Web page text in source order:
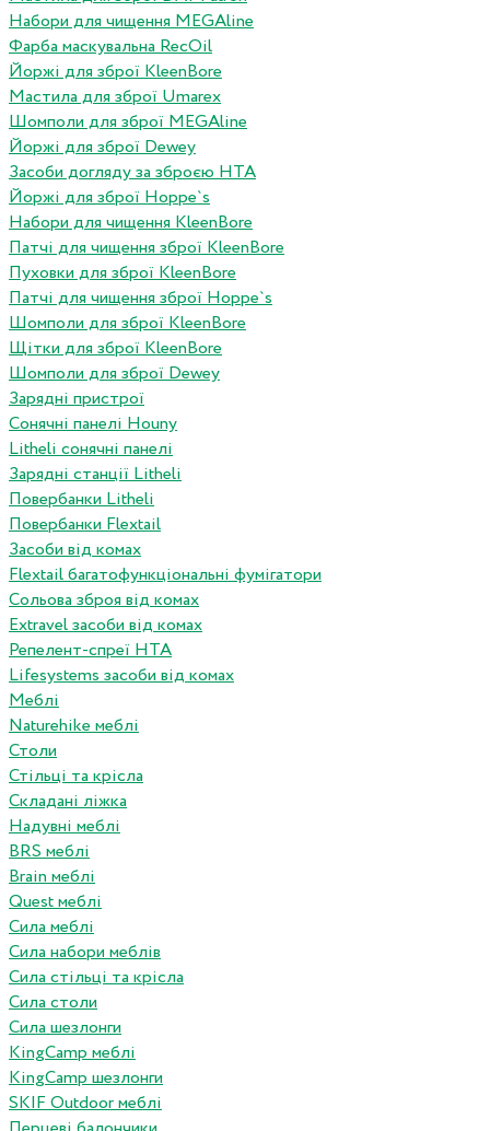
Набори для чищення MEGAline
Фарба маскувальна RecOil
Йоржі для зброї KleenBore
Мастила для зброї Umarex
Шомполи для зброї MEGAline
Йоржі для зброї Dewey
Засоби догляду за зброєю HTA
Йоржі для зброї Hoppe`s
Набори для чищення KleenBore
Патчі для чищення зброї KleenBore
Пуховки для зброї KleenBore
Патчі для чищення зброї Hoppe`s
Шомполи для зброї KleenBore
Щітки для зброї KleenBore
Шомполи для зброї Dewey
Зарядні пристрої
Сонячні панелі Houny
Litheli сонячні панелі
Зарядні станції Litheli
Повербанки Litheli
Повербанки Flextail
Засоби від комах
Flextail багатофункціональні фумігатори
Сольова зброя від комах
Extravel засоби від комах
Репелент-спреї HTA
Lifesystems засоби від комах
Меблі
Naturehike меблі
Столи
Стільці та крісла
Складані ліжка
Надувні меблі
BRS меблі
Brain меблі
Quest меблі
Сила меблі
Сила набори меблів
Сила стільці та крісла
Сила столи
Сила шезлонги
KingCamp меблі
KingCamp шезлонги
SKIF Outdoor меблі